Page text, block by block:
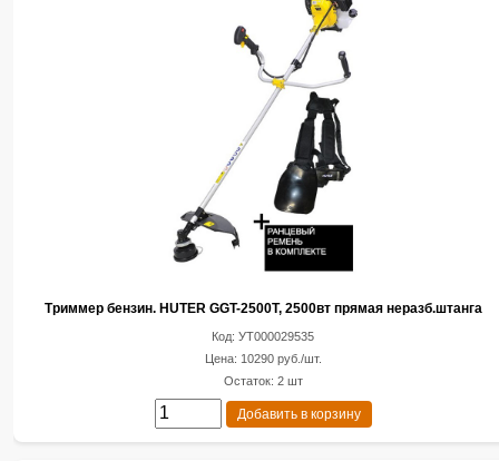
Триммер бензин. HUTER GGT-2500T, 2500вт прямая неразб.штанга
Код: УТ000029535
Цена: 10290 руб./шт.
Остаток: 2 шт
Добавить в корзину